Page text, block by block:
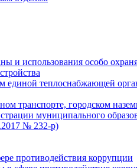
и использования особо
теплоснабжающей
транспорте, городском
муниципального
№ 232-р)
противодействия коррупции